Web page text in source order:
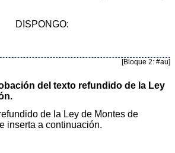
DISPONGO:
[Bloque 2: #au]
del texto refundido de la Ley
de la Ley de Montes de
inserta a continuación.